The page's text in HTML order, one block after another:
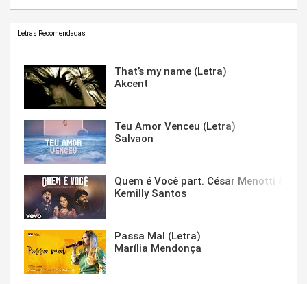
Letras Recomendadas
That’s my name (Letra)
Akcent
Teu Amor Venceu (Letra)
Salvaon
Quem é Você part. César Menotti &
Kemilly Santos
Passa Mal (Letra)
Marília Mendonça